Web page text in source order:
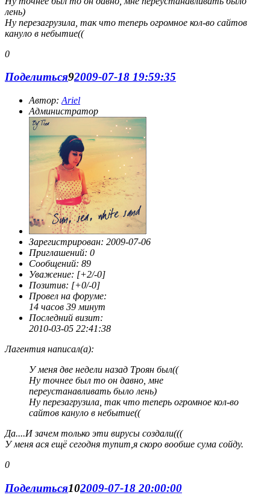
лень)
Ну перезагрузила, так что теперь огромное кол-во сайтов
кануло в небытие((
0
Поделиться92009-07-18 19:59:35
Автор: Ariel
Администратор
Зарегистрирован: 2009-07-06
Приглашений: 0
Сообщений: 89
Уважение: [+2/-0]
Позитив: [+0/-0]
Провел на форуме:
14 часов 39 минут
Последний визит:
2010-03-05 22:41:38
Лагентия написал(а):
У меня две недели назад Троян был((
Ну точнее был то он давно, мне
переустанавливать было лень)
Ну перезагрузила, так что теперь огромное кол-во
сайтов кануло в небытие((
Да....И зачем только эти вирусы создали(((
У меня ася ещё сегодня тупит,я скоро вообше сума сойду.
0
Поделиться102009-07-18 20:00:00